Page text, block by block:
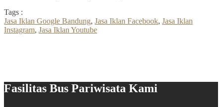
Tags :
Jasa Iklan Google Bandung, Jasa Iklan Facebook, Jasa Iklan
Instagram, Jasa Iklan Youtube
Fasilitas Bus Pariwisata Kami